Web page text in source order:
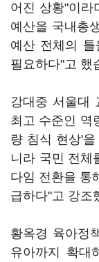
어진 상황"이라
예산을 국내총
예산 전체의 틀
필요하다"고 했
강대중 서울대
최고 수준인 역
량 침식 현상'
니라 국민 전체
다임 전환을 통
급하다"고 강조
황옥경 육아정
유아까지 확대